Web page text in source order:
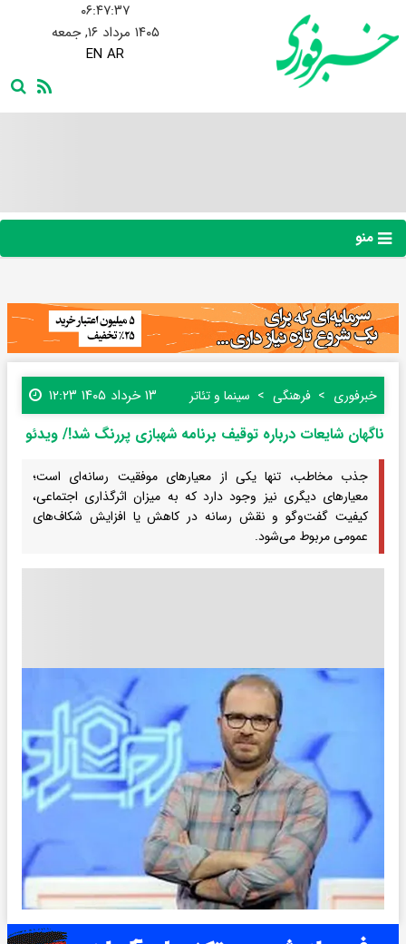
۰۶:۴۷:۳۸
۱۴۰۵ مرداد ۱۶, جمعه
EN AR
منو
خبرفوری فرهنگی سینما و تئاتر ۱۳ خرداد ۱۴۰۵ ۱۲:۲۳
ناگهان شایعات درباره توقیف برنامه شهبازی پررنگ شد!/ ویدئو
جذب مخاطب، تنها یکی از معیارهای موفقیت رسانه‌ای است؛
معیارهای دیگری نیز وجود دارد که به میزان اثرگذاری اجتماعی،
کیفیت گفت‌وگو و نقش رسانه در کاهش یا افزایش شکاف‌های
عمومی مربوط می‌شود.